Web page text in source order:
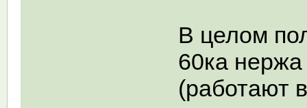
В целом
60ка
(работают